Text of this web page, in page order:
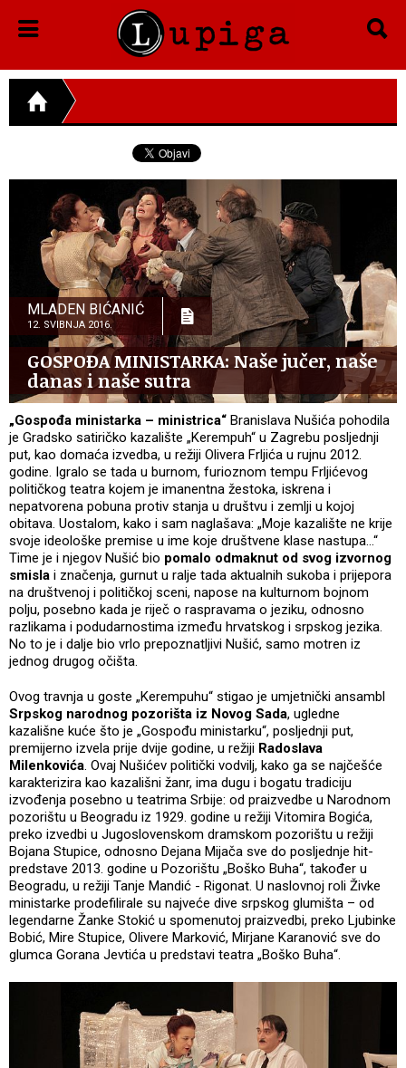
MLADEN BIĆANIĆ
12. SVIBNJA 2016.
GOSPOĐA MINISTARKA: Naše jučer, naše
danas i naše sutra
„Gospođa ministarka – ministrica“ Branislava Nušića pohodila
je Gradsko satiričko kazalište „Kerempuh“ u Zagrebu posljednji
put, kao domaća izvedba, u režiji Olivera Frljića u rujnu 2012.
godine. Igralo se tada u burnom, furioznom tempu Frljićevog
političkog teatra kojem je imanentna žestoka, iskrena i
nepatvorena pobuna protiv stanja u društvu i zemlji u kojoj
obitava. Uostalom, kako i sam naglašava: „Moje kazalište ne krije
svoje ideološke premise u ime koje društvene klase nastupa…“
Time je i njegov Nušić bio pomalo odmaknut od svog izvornog
smisla i značenja, gurnut u ralje tada aktualnih sukoba i prijepora
na društvenoj i političkoj sceni, napose na kulturnom bojnom
polju, posebno kada je riječ o raspravama o jeziku, odnosno
razlikama i podudarnostima između hrvatskog i srpskog jezika.
No to je i dalje bio vrlo prepoznatljivi Nušić, samo motren iz
jednog drugog očišta.
Ovog travnja u goste „Kerempuhu“ stigao je umjetnički ansambl
Srpskog narodnog pozorišta iz Novog Sada, ugledne
kazališne kuće što je „Gospođu ministarku“, posljednji put,
premijerno izvela prije dvije godine, u režiji Radoslava
Milenkovića. Ovaj Nušićev politički vodvilj, kako ga se najčešće
karakterizira kao kazališni žanr, ima dugu i bogatu tradiciju
izvođenja posebno u teatrima Srbije: od praizvedbe u Narodnom
pozorištu u Beogradu iz 1929. godine u režiji Vitomira Bogića,
preko izvedbi u Jugoslovenskom dramskom pozorištu u režiji
Bojana Stupice, odnosno Dejana Mijača sve do posljednje hit-
predstave 2013. godine u Pozorištu „Boško Buha“, također u
Beogradu, u režiji Tanje Mandić - Rigonat. U naslovnoj roli Živke
ministarke prodefilirale su najveće dive srpskog glumišta – od
legendarne Žanke Stokić u spomenutoj praizvedbi, preko Ljubinke
Bobić, Mire Stupice, Olivere Marković, Mirjane Karanović sve do
glumca Gorana Jevtića u predstavi teatra „Boško Buha“.